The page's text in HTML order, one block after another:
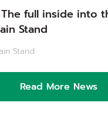
full inside into
Stand
Stand
Read More News